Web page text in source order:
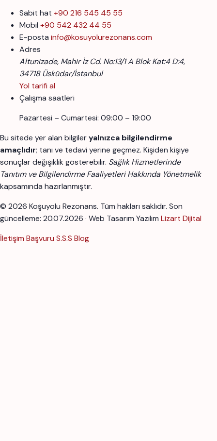
Sabit hat +90 216 545 45 55
Mobil +90 542 432 44 55
E-posta info@kosuyolurezonans.com
Adres
Altunizade, Mahir İz Cd. No:13/1 A Blok Kat:4 D:4,
34718 Üsküdar/İstanbul
Yol tarifi al
Çalışma saatleri
Pazartesi – Cumartesi: 09:00 – 19:00
Bu sitede yer alan bilgileryalnızca bilgilendirme
amaçlıdır; tanı ve tedavi yerine geçmez. Kişiden kişiye
sonuçlar değişiklik gösterebilir. Sağlık Hizmetlerinde
Tanıtım ve Bilgilendirme Faaliyetleri Hakkında Yönetmelik
kapsamında hazırlanmıştır.
© 2026 Koşuyolu Rezonans. Tüm hakları saklıdır. Son
güncelleme: 20.07.2026 · Web Tasarım Yazılım Lizart Dijital
İletişim Başvuru S.S.S Blog